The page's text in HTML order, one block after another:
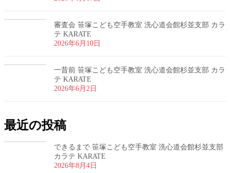
審査会 笹塚こども空手教室 洗心道会館杉並支部 カラ
テ KARATE
2026年6月10日
一昔前 笹塚こども空手教室 洗心道会館杉並支部 カラ
テ KARATE
2026年6月2日
最近の投稿
できるまで 笹塚こども空手教室 洗心道会館杉並支部
カラテ KARATE
2026年8月4日